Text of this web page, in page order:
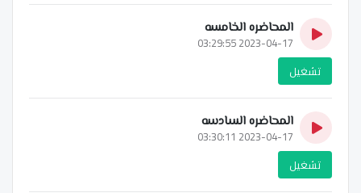
المحاضره الخامسه
2023-04-17 03:29:55
تشغيل
المحاضره السادسه
2023-04-17 03:30:11
تشغيل